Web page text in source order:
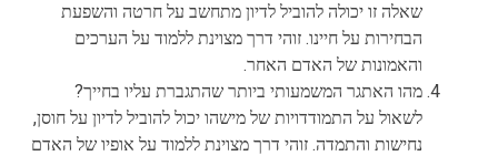
שאלה זו יכולה להוביל לדיון מתחשב על חרטה והשפעת
הבחירות על חיינו. זוהי דרך מצוינת ללמוד על הערכים
והאמונות של האדם האחר.
מהו האתגר המשמעותי ביותר שהתגברת עליו בחייך?
לשאול על התמודדויות של מישהו יכול להוביל לדיון על חוסן,
נחישות והתמדה. זוהי דרך מצוינת ללמוד על אופיו של האדם